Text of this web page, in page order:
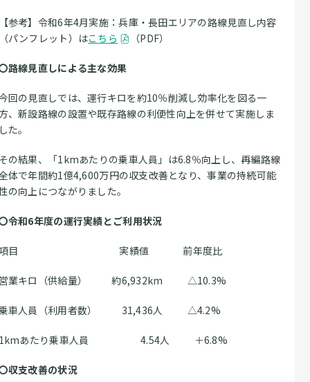
参考】令和6年4月実施：兵庫・長田エリアの路線見直し内容
パンフレット）はこちら （PDF）
路線見直しによる主な効果
回の見直しでは、運行キロを約10％削減し効率化を図る一
、新設路線の設置や既存路線の利便性向上を併せて実施しま
た。
の結果、「1kmあたりの乗車人員」は6.8％向上し、再編路線
体で年間約1億4,600万円の収支改善となり、事業の持続可能
の向上につながりました。
令和6年度の運行実績とご利用状況
目 実績値 前年度比
業キロ（供給量） 約6,932km △10.3%
車人員（利用者数） 31,436人 △4.2%
あたり乗車人員 4.54人 ＋6.8%
収支改善の状況